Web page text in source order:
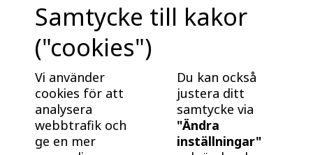
Fördelar med nybyggt från BoKlok
Nybyggt är energieffektivt och underhållsfritt. Bra
för plånboken, och bra för klimatet! Ta reda på varför
det är klokt att köpa och bo i ett nybyggt hem från
BoKlok.
Samtycke till kakor
("cookies")
Vi använder
cookies för att
analysera
webbtrafik och
ge en mer
Du kan också
justera ditt
samtycke via
"Ändra
inställningar"